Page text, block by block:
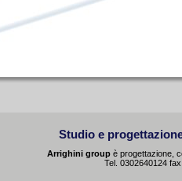
Studio e
Arrighini groupè progettazione,
Tel. 0302640124